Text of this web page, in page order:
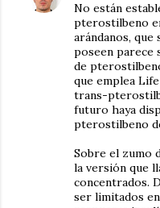
No están
pterostilbeno
arándanos,
poseen parece
de
que emplea
trans-
futuro haya
pterostilbeno
Sobre el zumo
la versión que
concentrados.
ser limitados